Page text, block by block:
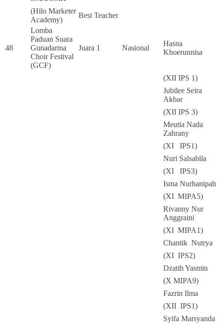
(Hilo Marketer
Academy)
Best Teacher
48
Lomba
Paduan Suara
Gunadarma
Choir Festival
(GCF)
Juara 1 Nasional
Hasna
Khoerunnisa
(XII IPS 1)
Jubilee Seira
Akbar
(XII IPS 3)
Meutia Nada
Zahrany
(XI IPS1)
Nuri Salsabila
(XI IPS3)
Isma Nurhanipah
(XI MIPA5)
Rivanny Nur
Anggraini
(XI MIPA1)
Chantik Nutrya
(XI IPS2)
Dzatih Yasmin
(X MIPA9)
Fazrin Ilma
(XII IPS1)
Syifa Marsyanda